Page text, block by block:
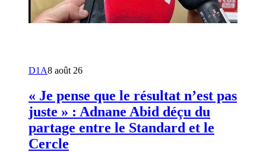
D1A8 août 26
« Je pense que le résultat n’est pas
juste » : Adnane Abid déçu du
partage entre le Standard et le
Cercle